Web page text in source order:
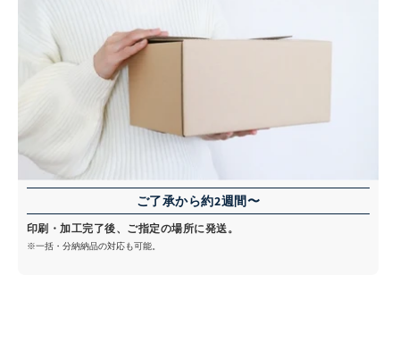
ご了承から約2週間〜
印刷・加工完了後、ご指定の場所に発送。
※一括・分納納品の対応も可能。